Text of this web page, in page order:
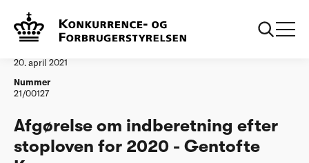
Vandtilsyn
20. april 2021
Nummer
21/00127
Afgørelse om indberetning efter
stoploven for 2020 - Gentofte